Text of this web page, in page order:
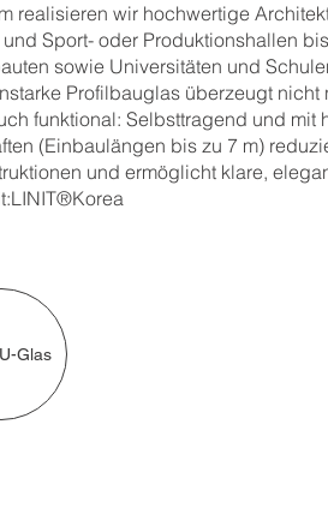
Glas
realisieren wir hochwertige
Sport- oder Produktionshallen
sowie Universitäten und
Profilbauglas überzeugt nicht
funktional: Selbsttragend und mit
(Einbaulängen bis zu 7 m)
und ermöglicht klare,